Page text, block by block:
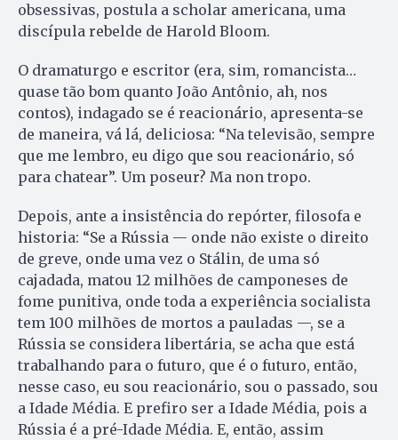
obsessivas, postula a scholar americana, uma
discípula rebelde de Harold Bloom.
O dramaturgo e escritor (era, sim, romancista…
quase tão bom quanto João Antônio, ah, nos
contos), indagado se é reacionário, apresenta-se
de maneira, vá lá, deliciosa: “Na televisão, sempre
que me lembro, eu digo que sou reacionário, só
para chatear”. Um poseur? Ma non tropo.
Depois, ante a insistência do repórter, filosofa e
historia: “Se a Rússia — onde não existe o direito
de greve, onde uma vez o Stálin, de uma só
cajadada, matou 12 milhões de camponeses de
fome punitiva, onde toda a experiência socialista
tem 100 milhões de mortos a pauladas —, se a
Rússia se considera libertária, se acha que está
trabalhando para o futuro, que é o futuro, então,
nesse caso, eu sou reacionário, sou o passado, sou
a Idade Média. E prefiro ser a Idade Média, pois a
Rússia é a pré-Idade Média. E, então, assim